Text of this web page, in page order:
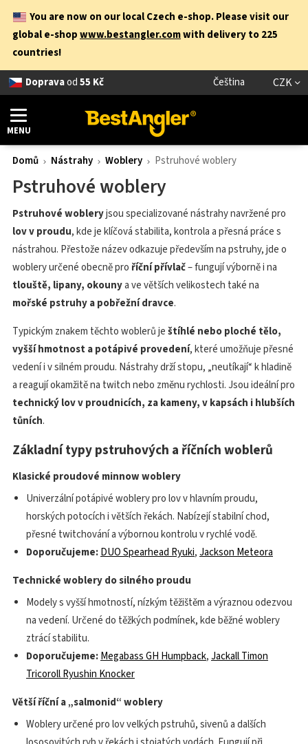
You are now on our local Czech e-shop. Please visit our
global e-shopwww.bestangler.comwith delivery to 225
countries!
Dopravaod55 Kč Čeština CZK
MENU
Domů Nástrahy Woblery Pstruhové woblery
Pstruhové woblery
Pstruhové wobleryjsou specializované nástrahy navržené pro
lov v proudu, kde je klíčová stabilita, kontrola a přesná práce s
nástrahou. Přestože název odkazuje především na pstruhy, jde o
woblery určené obecně pro říční přívlač– fungují výborně i na
tlouště, lipany, okounya ve větších velikostech také na
mořské pstruhy a pobřežní dravce.
Typickým znakem těchto woblerů ještíhlé nebo ploché tělo,
vyšší hmotnost a potápivé provedení, které umožňuje přesné
vedení i v silném proudu. Nástrahy drží stopu, „neutíkají“ k hladině
a reagují okamžitě na twitch nebo změnu rychlosti. Jsou ideální pro
technický lov v proudnicích, za kameny, v kapsách i hlubších
tůních.
Základní typy pstruhových a říčních woblerů
Klasické proudové minnow woblery
Univerzální potápivé woblery pro lov v hlavním proudu,
horských potocích i větších řekách. Nabízejí stabilní chod,
přesné twitchování a výbornou kontrolu v rychlé vodě.
Doporučujeme:DUO Spearhead Ryuki,Jackson Meteora
Technické woblery do silného proudu
Modely s vyšší hmotností, nízkým těžištěm a výraznou odezvou
na vedení. Určené do těžkých podmínek, kde běžné woblery
ztrácí stabilitu.
Doporučujeme:Megabass GH Humpback,Jackall Timon
Tricoroll Ryushin Knocker
Větší říční a „salmonid“ woblery
Woblery určené pro lov velkých pstruhů, sivenů a dalších